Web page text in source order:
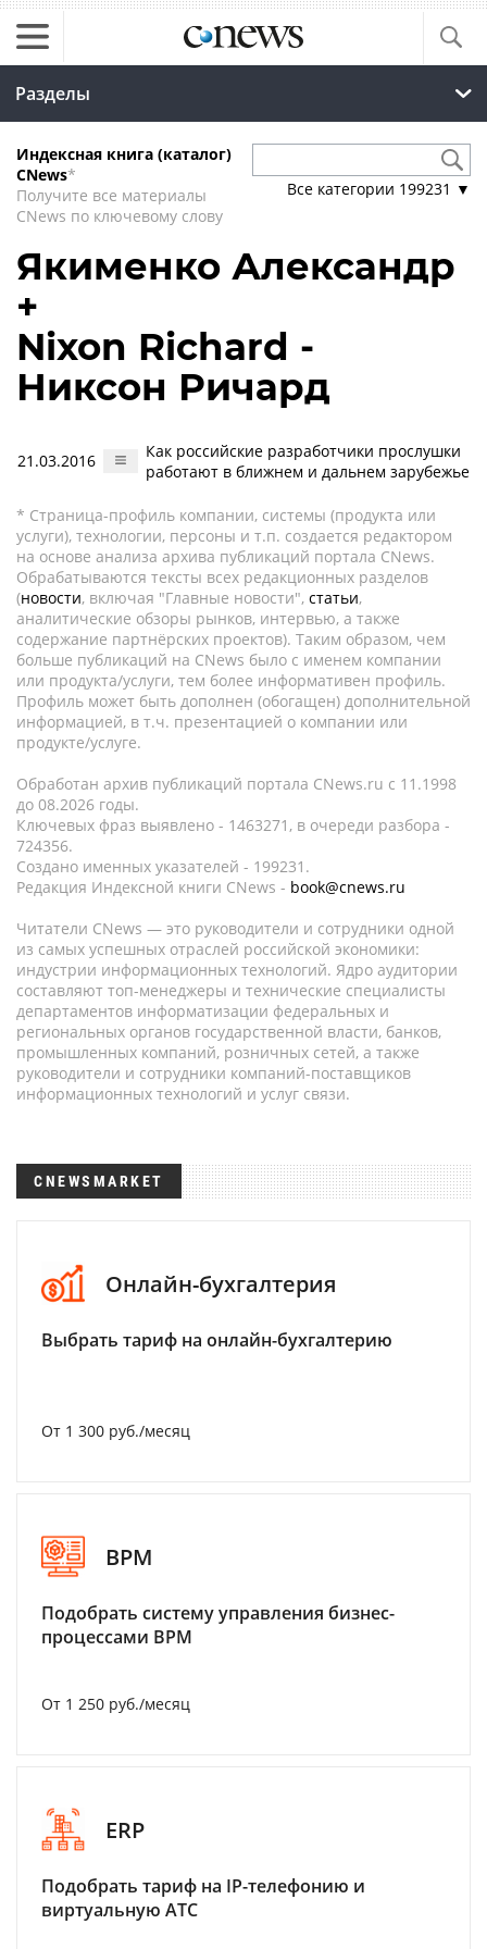
Разделы
Индексная книга (каталог)
CNews*
Получите все материалы
CNews по ключевому слову
Все категории 199231 ▼
Якименко Александр
+
Nixon Richard -
Никсон Ричард
21.03.2016
Как российские разработчики прослушки
работают в ближнем и дальнем зарубежье
* Страница-профиль компании, системы (продукта или
услуги), технологии, персоны и т.п. создается редактором
на основе анализа архива публикаций портала CNews.
Обрабатываются тексты всех редакционных разделов
(новости, включая "Главные новости", статьи,
аналитические обзоры рынков, интервью, а также
содержание партнёрских проектов). Таким образом, чем
больше публикаций на CNews было с именем компании
или продукта/услуги, тем более информативен профиль.
Профиль может быть дополнен (обогащен) дополнительной
информацией, в т.ч. презентацией о компании или
продукте/услуге.
Обработан архив публикаций портала CNews.ru c 11.1998
до 08.2026 годы.
Ключевых фраз выявлено - 1463271, в очереди разбора -
724356.
Создано именных указателей - 199231.
Редакция Индексной книги CNews - book@cnews.ru
Читатели CNews — это руководители и сотрудники одной
из самых успешных отраслей российской экономики:
индустрии информационных технологий. Ядро аудитории
составляют топ-менеджеры и технические специалисты
департаментов информатизации федеральных и
региональных органов государственной власти, банков,
промышленных компаний, розничных сетей, а также
руководители и сотрудники компаний-поставщиков
информационных технологий и услуг связи.
CNEWSMARKET
Онлайн-бухгалтерия
Выбрать тариф на онлайн-бухгалтерию
От 1 300 руб./месяц
BPM
Подобрать систему управления бизнес-
процессами BPM
От 1 250 руб./месяц
ERP
Подобрать тариф на IP-телефонию и
виртуальную АТС